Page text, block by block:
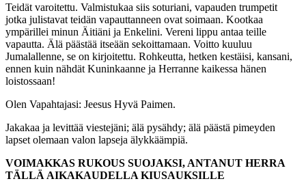
Teidät varoitettu. Valmistukaa siis soturiani, vapauden trumpetit
jotka julistavat teidän vapauttanneen ovat soimaan. Kootkaa
ympärillei minun Äitiäni ja Enkelini. Vereni lippu antaa teille
vapautta. Älä päästää itseään sekoittamaan. Voitto kuuluu
Jumalallenne, se on kirjoitettu. Rohkeutta, hetken kestäisi, kansani,
ennen kuin nähdät Kuninkaanne ja Herranne kaikessa hänen
loistossaan!
Olen Vapahtajasi: Jeesus Hyvä Paimen.
Jakakaa ja levittää viestejäni; älä pysähdy; älä päästä pimeyden
lapset olemaan valon lapseja älykkäämpiä.
VOIMAKKAS RUKOUS SUOJAKSI, ANTANUT HERRA
TÄLLÄ AIKAKAUDELLA KIUSAUKSILLE